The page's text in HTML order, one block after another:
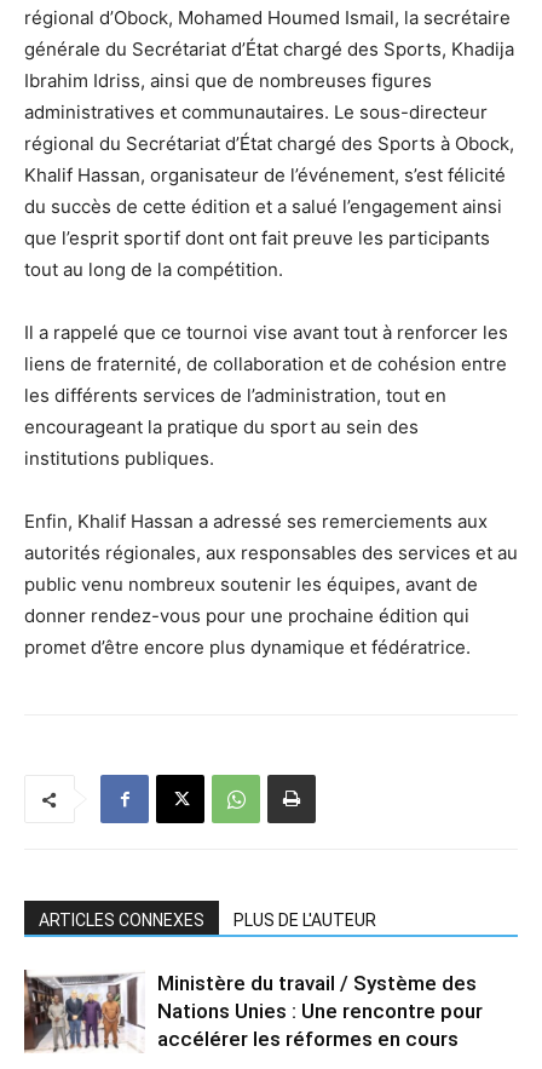
régional d’Obock, Mohamed Houmed Ismail, la secrétaire
générale du Secrétariat d’État chargé des Sports, Khadija
Ibrahim Idriss, ainsi que de nombreuses figures
administratives et communautaires. Le sous-directeur
régional du Secrétariat d’État chargé des Sports à Obock,
Khalif Hassan, organisateur de l’événement, s’est félicité
du succès de cette édition et a salué l’engagement ainsi
que l’esprit sportif dont ont fait preuve les participants
tout au long de la compétition.
Il a rappelé que ce tournoi vise avant tout à renforcer les
liens de fraternité, de collaboration et de cohésion entre
les différents services de l’administration, tout en
encourageant la pratique du sport au sein des
institutions publiques.
Enfin, Khalif Hassan a adressé ses remerciements aux
autorités régionales, aux responsables des services et au
public venu nombreux soutenir les équipes, avant de
donner rendez-vous pour une prochaine édition qui
promet d’être encore plus dynamique et fédératrice.
ARTICLES CONNEXES PLUS DE L'AUTEUR
Ministère du travail / Système des
Nations Unies : Une rencontre pour
accélérer les réformes en cours